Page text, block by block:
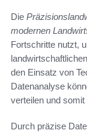
Die
modernen
Fortschritte nutzt,
den Einsatz von
Datenanalyse
verteilen und
Durch präzise